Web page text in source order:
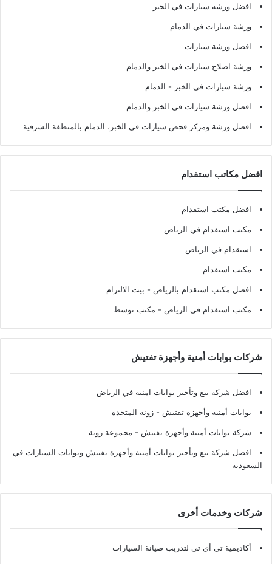
افضل ورشة سيارات في الخبر
ورشة سيارات في الدمام
افضل ورشة سيارات
ورشة اصلاح سيارات في الخبر والدمام
ورشة سيارات في الخبر - الدمام
افضل ورشة سيارات في الخبر والدمام
افضل ورشة ومركز فحص سيارات في الخبر، الدمام بالمنطقة الشرقية
افضل مكاتب استقدام
افضل مكتب استقدام
مكتب استقدام في الرياض
استقدام في الرياض
مكتب استقدام
افضل مكتب استقدام بالرياض - بيت الالتزام
مكتب استقدام في الرياض - مكتب توسط
شركات بوابات أمنية وأجهزة تفتيش
افضل شركة بيع وتأجير بوابات امنية في الرياض
بوابات أمنية وأجهزة تفتيش - زونة المتحدة
شركة بوابات أمنية وأجهزة تفتيش - مجموعة زونة
افضل شركة بيع وتأجير بوابات أمنية وأجهزة تفتيش وبوابات السيارات في
السعودية
شركات وخدمات أخرى
أكاديمية تي أي تي لتدريب صيانة السيارات